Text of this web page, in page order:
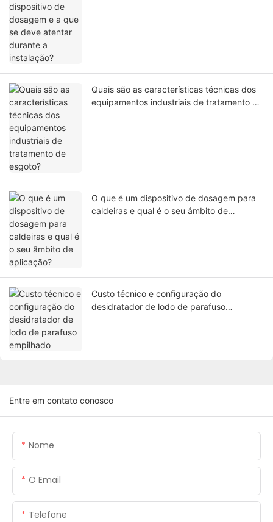
Quais são as características técnicas dos
equipamentos industriais de tratamento de
O que é um dispositivo de dosagem para
caldeiras e qual é o seu âmbito de
Custo técnico e configuração do
desidratador de lodo de parafuso
Entre em contato conosco
Nome
O Email
Telefone